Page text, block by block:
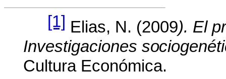
[1] Elias, N. (2009). El
Investigaciones socio
Cultura Económica.